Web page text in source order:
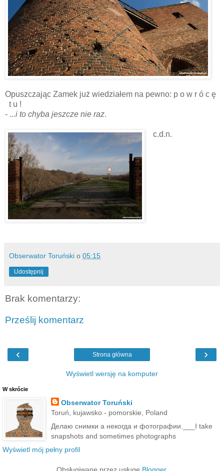
Opuszczając Zamek już wiedziałem na pewno: p o w r ó c ę
t u !
- ...i to chyba jeszcze nie raz.
c.d.n.
Obserwator Toruński o 05:15
Udostępnij
Brak komentarzy:
Prześlij komentarz
‹ ›
Strona główna
Wyświetl wersję na komputer
W skrócie
Obserwator Toruński
Toruń, kujawsko - pomorskie, Poland
Делаю снимки а некогда и фотографии.___I take
snapshots and sometimes photographs
Wyświetl mój pełny profil